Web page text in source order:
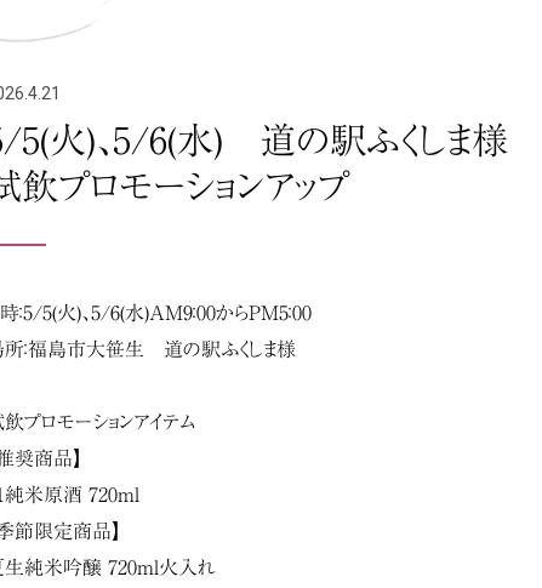
5(火)、5/6(水) 道の駅ふくしま様
飲プロモーションアップ
：5/5(火)、5/6(水)AM9：00からPM5：00
所：福島市大笹生 道の駅ふくしま様
プロモーションアイテム
推奨商品】
純米原酒 720ml
季節限定商品】
生純米吟醸 720ml火入れ